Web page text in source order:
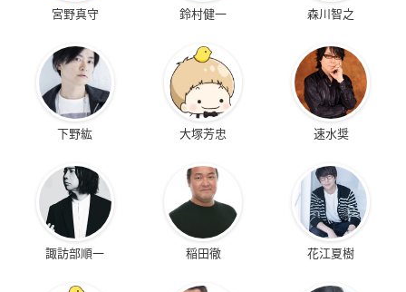
宮野真守 鈴村健一 森川智之
下野紘 大塚芳忠 速水奨
諏訪部順一 稲田徹 花江夏樹